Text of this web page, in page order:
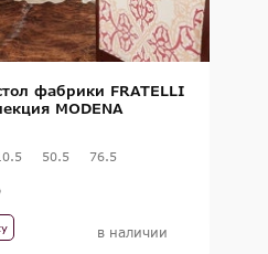
фабрики FRATELLI
MODENA
50.5 76.5
в наличии